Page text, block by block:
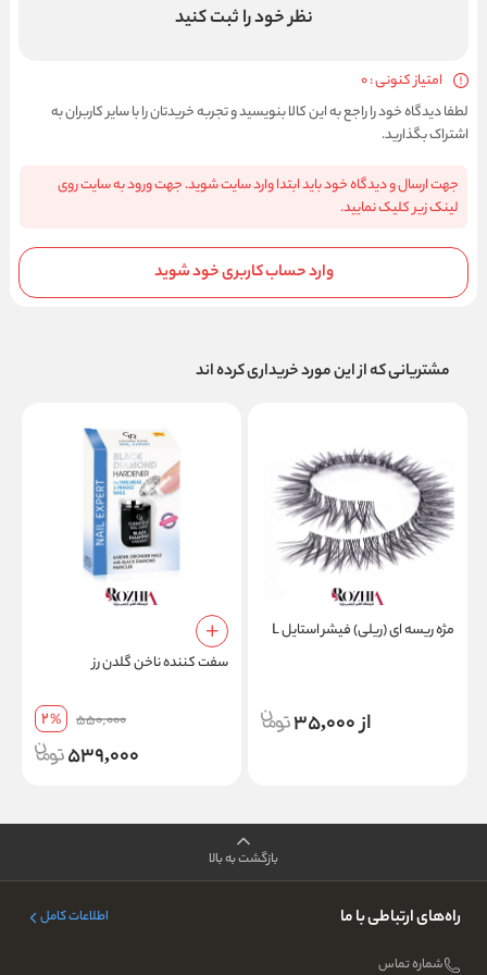
نظر خود را ثبت کنید
امتیاز کنونی : 0
لطفا دیدگاه خود را راجع به این کالا بنویسید و تجربه خریدتان را با سایر کاربران به
اشتراک بگذارید.
جهت ارسال و دیدگاه خود باید ابتدا وارد سایت شوید. جهت ورود به سایت روی
لینک زیر کلیک نمایید.
وارد حساب کاربری خود شوید
مشتریانی که از این مورد خریداری کرده اند
مژه ریسه ای (ریلی) فیشر استایل L
از 35,000
سفت کننده ناخن گلدن رز
550,000
2%
539,000
بازگشت به بالا
راه‌های ارتباطی با ما اطلاعات کامل
شماره تماس